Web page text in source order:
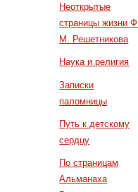
Неоткрытые
страницы жизни Ф.
М. Решетникова
Наука и религия
Записки
паломницы
Путь к детскому
сердцу
По страницам
Альманаха